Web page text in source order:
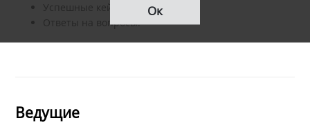
Успешные кейсы.
Ответы на вопросы.
Ведущие
Ок